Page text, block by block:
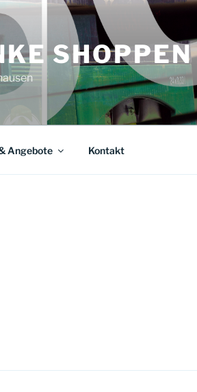
SHOPPEN
Angebote Kontakt